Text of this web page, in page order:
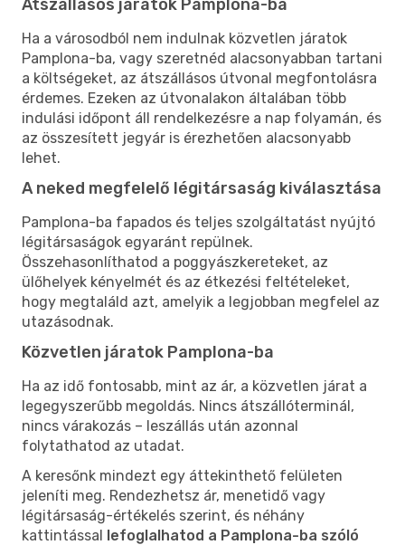
Átszállásos járatok Pamplona-ba
Ha a városodból nem indulnak közvetlen járatok
Pamplona-ba, vagy szeretnéd alacsonyabban tartani
a költségeket, az átszállásos útvonal megfontolásra
érdemes. Ezeken az útvonalakon általában több
indulási időpont áll rendelkezésre a nap folyamán, és
az összesített jegyár is érezhetően alacsonyabb
lehet.
A neked megfelelő légitársaság kiválasztása
Pamplona-ba fapados és teljes szolgáltatást nyújtó
légitársaságok egyaránt repülnek.
Összehasonlíthatod a poggyászkereteket, az
ülőhelyek kényelmét és az étkezési feltételeket,
hogy megtaláld azt, amelyik a legjobban megfelel az
utazásodnak.
Közvetlen járatok Pamplona-ba
Ha az idő fontosabb, mint az ár, a közvetlen járat a
legegyszerűbb megoldás. Nincs átszállóterminál,
nincs várakozás – leszállás után azonnal
folytathatod az utadat.
A keresőnk mindezt egy áttekinthető felületen
jeleníti meg. Rendezhetsz ár, menetidő vagy
légitársaság-értékelés szerint, és néhány
kattintással lefoglalhatod a Pamplona-ba szóló